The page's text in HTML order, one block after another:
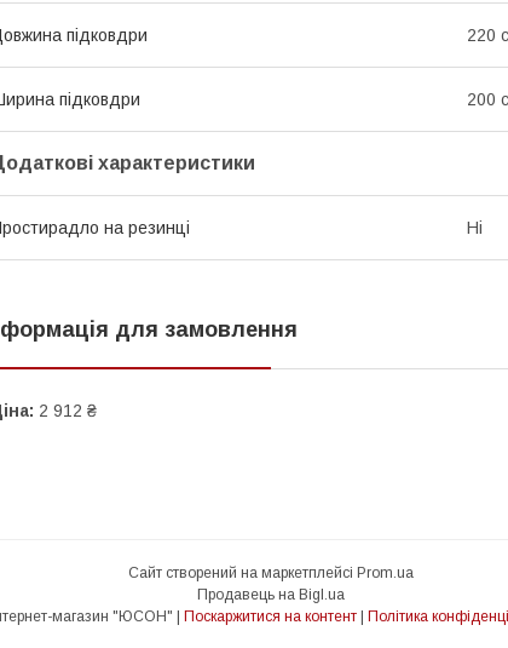
підковдри 220
підковдри 200
характеристики
на резинці Ні
для замовлення
2 912 ₴
Сайт створений на маркетплейсі Prom.ua
Продавець на Bigl.ua
Поскаржитися на контент Політика